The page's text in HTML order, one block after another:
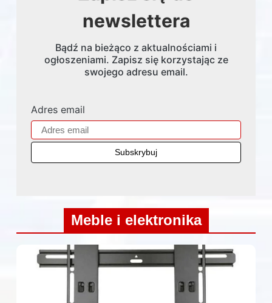
newslettera
Bądź na bieżąco z aktualnościami i
ogłoszeniami. Zapisz się korzystając ze
swojego adresu email.
Adres email
Meble i elektronika